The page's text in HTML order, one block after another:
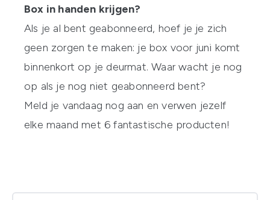
Box in handen krijgen?
Als je al bent geabonneerd, hoef je je zich
geen zorgen te maken: je box voor juni komt
binnenkort op je deurmat. Waar wacht je nog
op als je nog niet geabonneerd bent?
Meld je vandaag nog aan en verwen jezelf
elke maand met 6 fantastische producten!